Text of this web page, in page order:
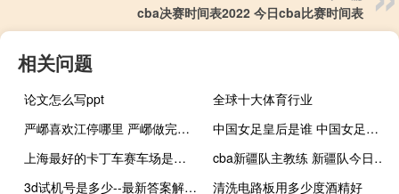
cba决赛时间表2022 今日cba比赛时间表
相关问题
论文怎么写ppt
全球十大体育行业
严峫喜欢江停哪里 严峫做完不让江停流
中国女足皇后是谁 中国女足世界足球小姐
上海最好的卡丁车赛车场是哪里 上海赛车场赛事安排表
cba新疆队主教练 新疆队今日新消息cba
3d试机号是多少--最新答案解释落实--iPad79.32.44
清洗电路板用多少度酒精好